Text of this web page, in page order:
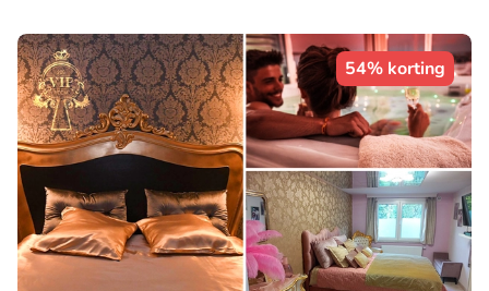
54% korting